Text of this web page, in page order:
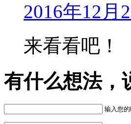
2016年12月
来看看吧！
有什么想法，
输入您